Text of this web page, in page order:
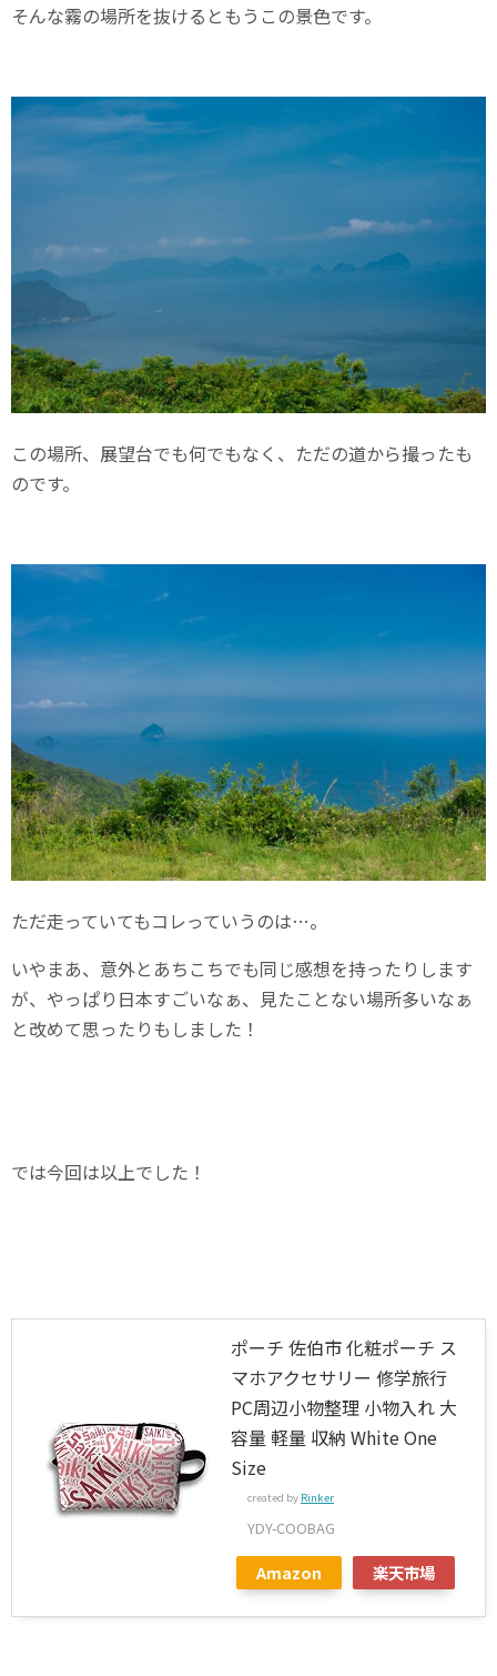
そんな霧の場所を抜けるともうこの景色です。
この場所、展望台でも何でもなく、ただの道から撮ったも
のです。
ただ走っていてもコレっていうのは…。
いやまあ、意外とあちこちでも同じ感想を持ったりします
が、やっぱり日本すごいなぁ、見たことない場所多いなぁ
と改めて思ったりもしました！
では今回は以上でした！
ポーチ 佐伯市 化粧ポーチ ス
マホアクセサリー 修学旅行
PC周辺小物整理 小物入れ 大
容量 軽量 収納 White One
Size
created by Rinker
YDY-COOBAG
Amazon 楽天市場